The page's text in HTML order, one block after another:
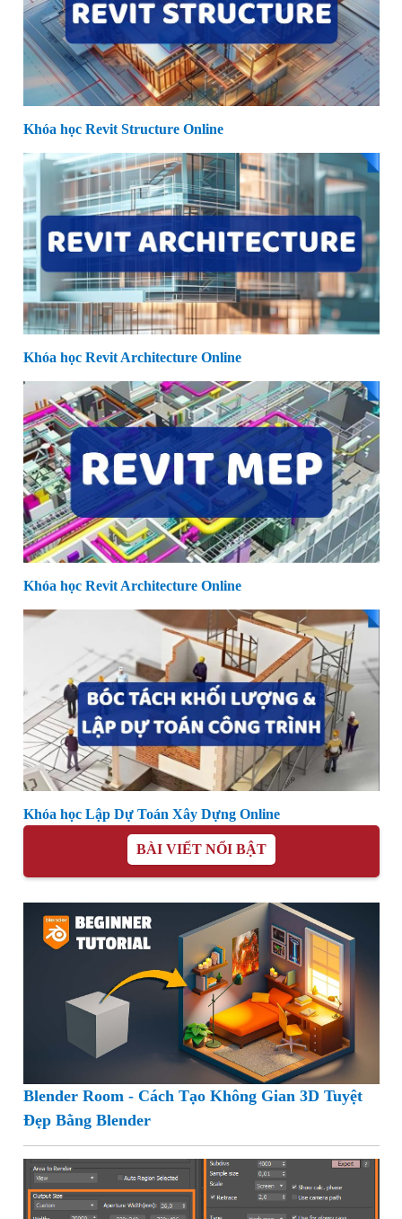
Khóa học Revit Structure Online
Khóa học Revit Architecture Online
Khóa học Revit Architecture Online
Khóa học Lập Dự Toán Xây Dựng Online
BÀI VIẾT NỔI BẬT
Blender Room - Cách Tạo Không Gian 3D Tuyệt
Đẹp Bằng Blender